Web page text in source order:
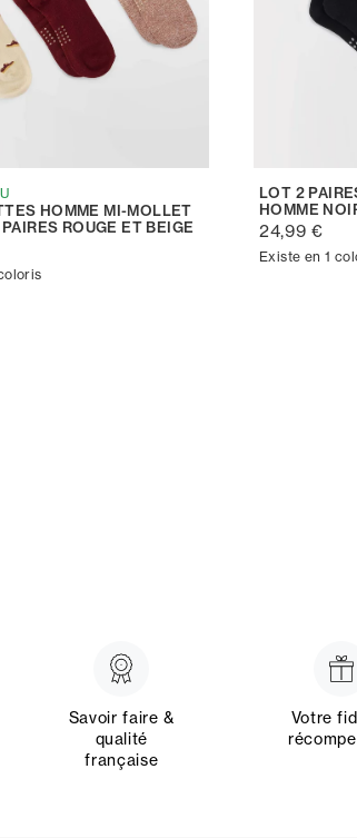
HOMME MI-MOLLET
ROUGE ET BEIGE
LOT 2
HOMME
24,99 €
Existe en 1
Savoir faire &
qualité
française
Votre